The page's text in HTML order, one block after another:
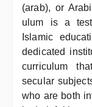
(arab), or
ulum is a
Islamic
dedicated
curriculum
secular
who are both